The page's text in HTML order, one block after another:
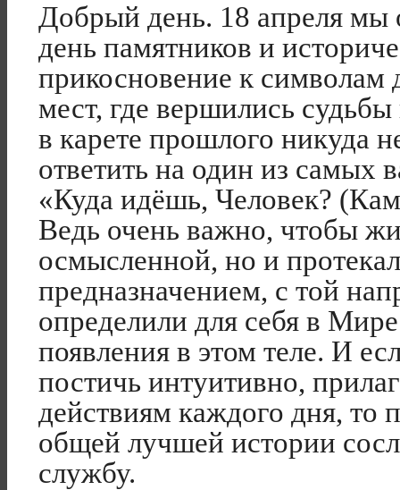
Добрый день. 18 апреля
день памятников и
прикосновение к
мест, где вершились
в карете прошлого никуда
ответить на один из
«Куда идёшь, Человек?
Ведь очень важно, чтобы
осмысленной, но и
предназначением, с той
определили для себя в
появления в этом теле. И
постичь интуитивно,
действиям каждого дня, то
общей лучшей истории
службу.